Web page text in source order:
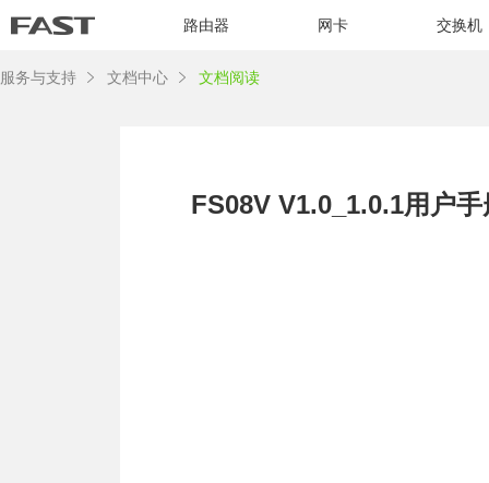
路由器 网卡 交换机
服务与支持 文档中心 文档阅读
FS08V V1.0_1.0.1用户手